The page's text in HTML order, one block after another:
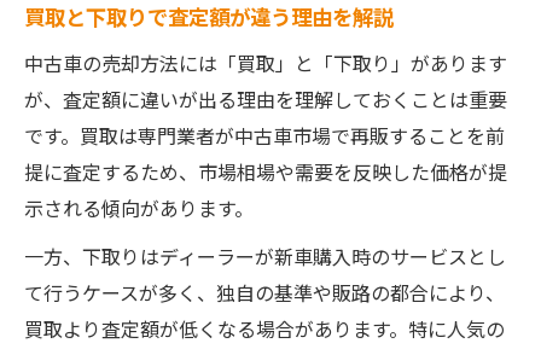
買取と下取りで査定額が違う理由を解説
中古車の売却方法には「買取」と「下取り」があります
が、査定額に違いが出る理由を理解しておくことは重要
です。買取は専門業者が中古車市場で再販することを前
提に査定するため、市場相場や需要を反映した価格が提
示される傾向があります。
一方、下取りはディーラーが新車購入時のサービスとし
て行うケースが多く、独自の基準や販路の都合により、
買取より査定額が低くなる場合があります。特に人気の